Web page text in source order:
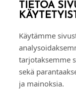
TIETOA
Käytämme
tarjotaksemme
sekä
ja mainoksia.